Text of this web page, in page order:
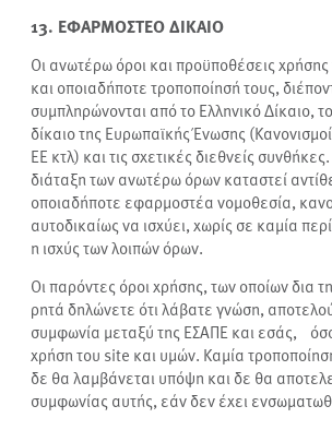
13. ΕΦΑΡΜΟΣΤΕΟ ΔΙΚΑΙΟ
Οι ανωτέρω όροι και προϋποθέσεις
και οποιαδήποτε τροποποίησή τους,
συμπληρώνονται από το Ελληνικό Δίκαιο,
δίκαιο της Ευρωπαϊκής Ένωσης
ΕΕ κτλ) και τις σχετικές διεθνείς
διάταξη των ανωτέρω όρων καταστεί
οποιαδήποτε εφαρμοστέα νομοθεσία,
αυτοδικαίως να ισχύει, χωρίς σε καμία
η ισχύς των λοιπών όρων.
Οι παρόντες όροι χρήσης, των οποίων δια
ρητά δηλώνετε ότι λάβατε γνώση,
συμφωνία μεταξύ της ΕΣΑΠΕκαι εσάς,
χρήση του site και υμών. Καμία
δε θα λαμβάνεται υπόψη και δε θα
συμφωνίας αυτής, εάν δεν έχει